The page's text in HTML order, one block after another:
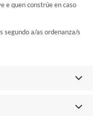
e quen constrúe en caso
segundo a/as ordenanza/s